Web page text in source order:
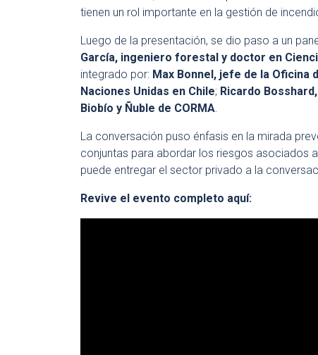
tienen un rol importante en la gestión de
Luego de la presentación, se dio paso a un
García, ingeniero forestal y doctor en
integrado por: Max Bonnel, jefe de la Oficina
Naciones Unidas en Chile; Ricardo
Biobío y Ñuble de CORMA.
La conversación puso énfasis en la mirada
conjuntas para abordar los riesgos asociados
puede entregar el sector privado a la
Revive el evento completo aquí: